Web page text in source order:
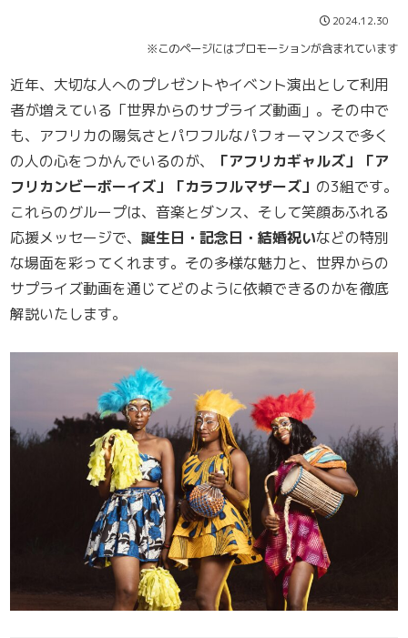
2024.12.30
※このページにはプロモーションが含まれています
近年、大切な人へのプレゼントやイベント演出として利用
者が増えている「世界からのサプライズ動画」。その中で
も、アフリカの陽気さとパワフルなパフォーマンスで多く
の人の心をつかんでいるのが、
「アフリカギャルズ」「ア
フリカンビーボーイズ」「カラフルマザーズ」 の3組です。
これらのグループは、音楽とダンス、そして笑顔あふれる
応援メッセージで、 誕生日・記念日・結婚祝いなどの特別
な場面を彩ってくれます。その多様な魅力と、世界からの
サプライズ動画を通じてどのように依頼できるのかを徹底
解説いたします。